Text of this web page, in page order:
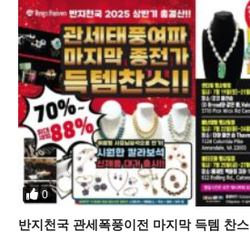
0
반지천국 관세폭풍이전 마지막 득템 찬스